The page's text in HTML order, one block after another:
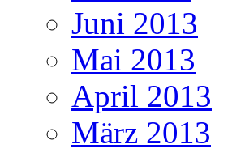
Juni 2013
Mai 2013
April 2013
März 2013